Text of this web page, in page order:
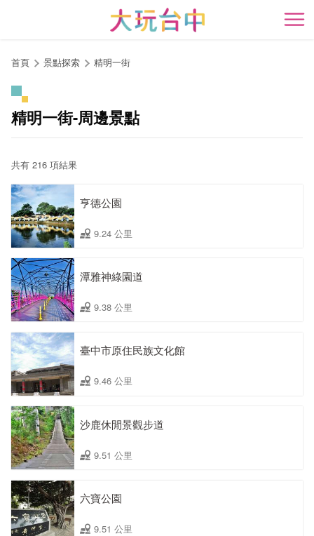
開
首頁 景點探索 精明一街
精明一街-周邊景點
共有 216 項結果
亨德公園
9.24 公里
潭雅神綠園道
9.38 公里
臺中市原住民族文化館
9.46 公里
沙鹿休閒景觀步道
9.51 公里
六寶公園
9.51 公里